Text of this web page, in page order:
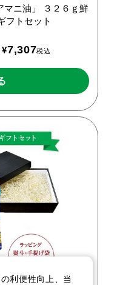
マニ油」
３２６ｇ鮮
フトセット
¥7,307税込
利便性向上、当